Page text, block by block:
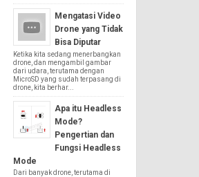
Mengatasi Video
Drone yang Tidak
Bisa Diputar
Ketika kita sedang menerbangkan
drone, dan mengambil gambar
dari udara, terutama dengan
MicroSD yang sudah terpasang di
drone, kita berhar...
Apa itu Headless
Mode?
Pengertian dan
Fungsi Headless
Mode
Dari banyak drone, terutama di